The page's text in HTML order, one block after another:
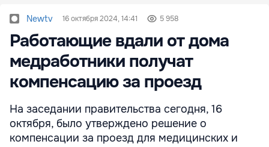
Newtv 16 октября 2024, 14:41 5 958
Работающие вдали от дома
медработники получат
компенсацию за проезд
На заседании правительства сегодня, 16
октября, было утверждено решение о
компенсации за проезд для медицинских и